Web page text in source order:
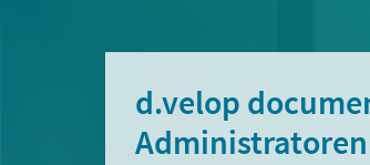
d.velop
Administratoren